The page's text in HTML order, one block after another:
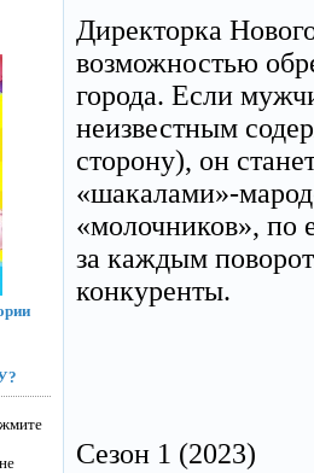
Директорка
возможностью
города. Если
неизвестным
сторону), он
«шакалами»-
«молочников», по
за каждым
конкуренты.
Cезон 1 (2023)